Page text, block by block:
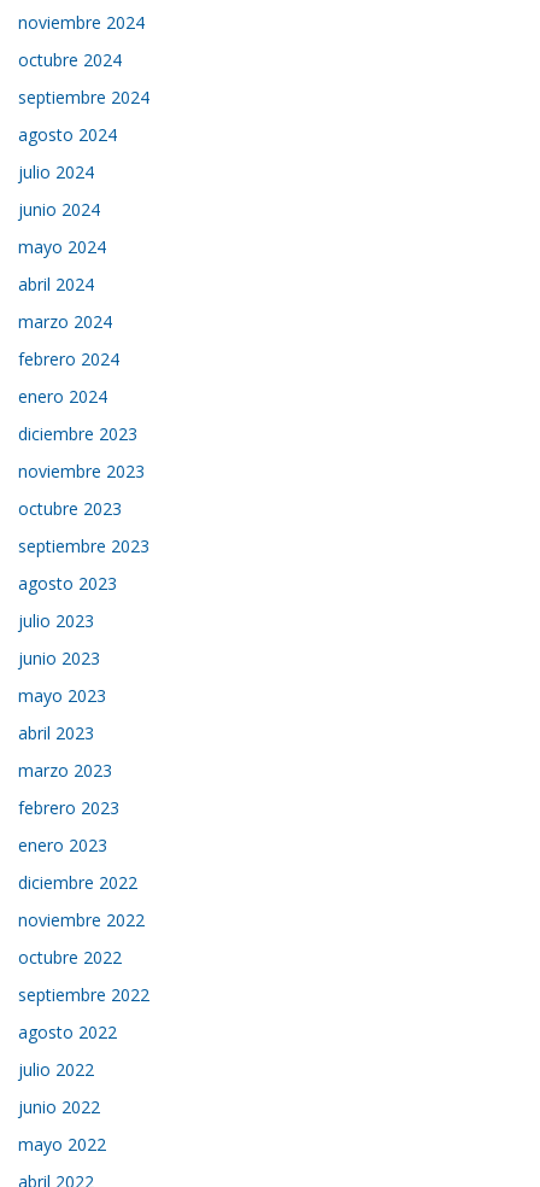
noviembre 2024
octubre 2024
septiembre 2024
agosto 2024
julio 2024
junio 2024
mayo 2024
abril 2024
marzo 2024
febrero 2024
enero 2024
diciembre 2023
noviembre 2023
octubre 2023
septiembre 2023
agosto 2023
julio 2023
junio 2023
mayo 2023
abril 2023
marzo 2023
febrero 2023
enero 2023
diciembre 2022
noviembre 2022
octubre 2022
septiembre 2022
agosto 2022
julio 2022
junio 2022
mayo 2022
abril 2022